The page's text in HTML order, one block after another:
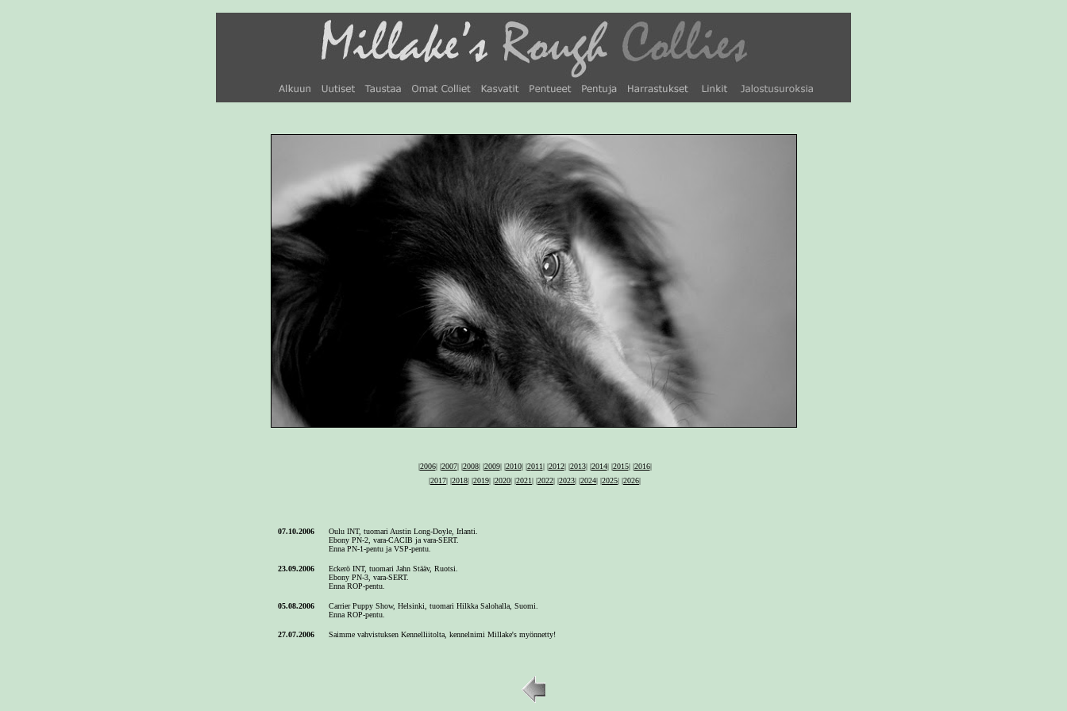
|2006| |2007| |2008| |2009| |2010| |2011| |2012| |2013| |2014| |2015| |2016|
|2017| |2018| |2019| |2020| |2021| |2022| |2023| |2024| |2025| |2026|
07.10.2006
Oulu INT, tuomari Austin Long-Doyle, Irlanti.
Ebony PN-2, vara-CACIB ja vara-SERT.
Enna PN-1-pentu ja VSP-pentu.
23.09.2006
Eckerö INT, tuomari Jahn Stääv, Ruotsi.
Ebony PN-3, vara-SERT.
Enna ROP-pentu.
05.08.2006
Carrier Puppy Show, Helsinki, tuomari Hilkka Salohalla, Suomi.
Enna ROP-pentu.
27.07.2006 Saimme vahvistuksen Kennelliitolta, kennelnimi Millake's myönnetty!